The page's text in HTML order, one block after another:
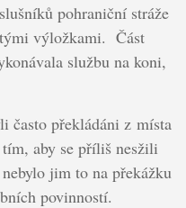
pohraniční stráže
výložkami. Část
službu na koni,
často překládáni z místa
aby se příliš nesžili
jim to na překážku
povinností.